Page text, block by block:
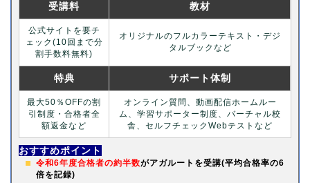
受講料 教材
公式サイトを要チ
ェック(10回まで分
割手数料無料)
オリジナルのフルカラーテキスト・デジ
タルブックなど
特典 サポート体制
最大50％OFFの割
引制度・合格者全
額返金など
オンライン質問、動画配信ホームルー
ム、学習サポーター制度、バーチャル校
舎、セルフチェックWebテストなど
おすすめポイント
令和6年度合格者の約半数がアガルートを受講(平均合格率の6
倍を記録)